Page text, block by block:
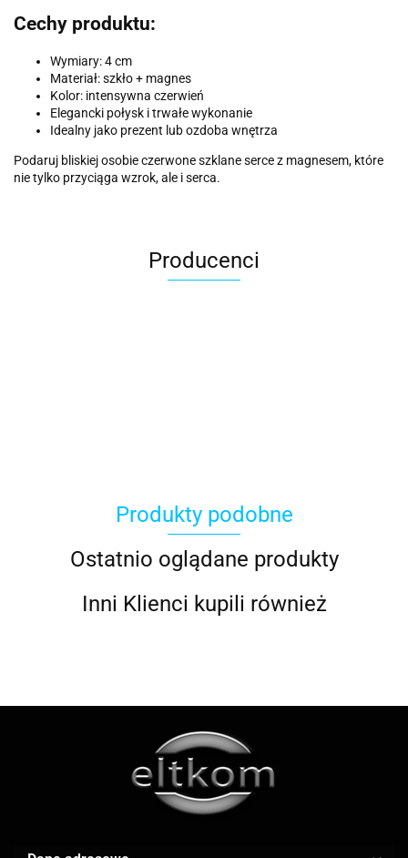
Cechy produktu:
Wymiary: 4 cm
Materiał: szkło + magnes
Kolor: intensywna czerwień
Elegancki połysk i trwałe wykonanie
Idealny jako prezent lub ozdoba wnętrza
Podaruj bliskiej osobie czerwone szklane serce z magnesem, które
nie tylko przyciąga wzrok, ale i serca.
Producenci
ACOOL TOY
AMAZFIT
Produkty podobne
Ostatnio oglądane produkty
Inni Klienci kupili również